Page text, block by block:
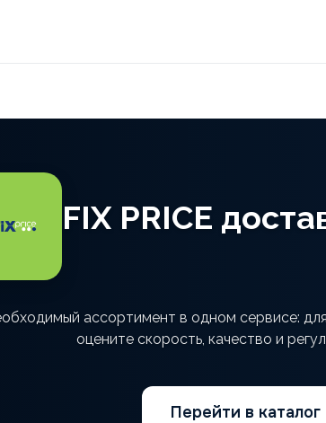
FIX PRICE
ассортимент в одном сервисе:
оцените скорость, качество и
Перейти в каталог